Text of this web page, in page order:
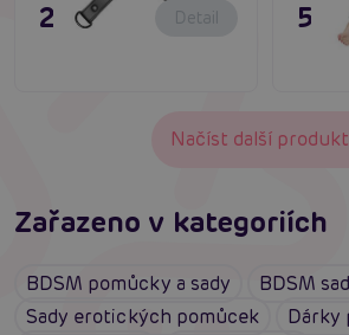
295 Kč Detail
Načíst další
Zařazeno v kategoriích
BDSM pomůcky a sady
BDSM
Sady erotických pomůcek
Dárky